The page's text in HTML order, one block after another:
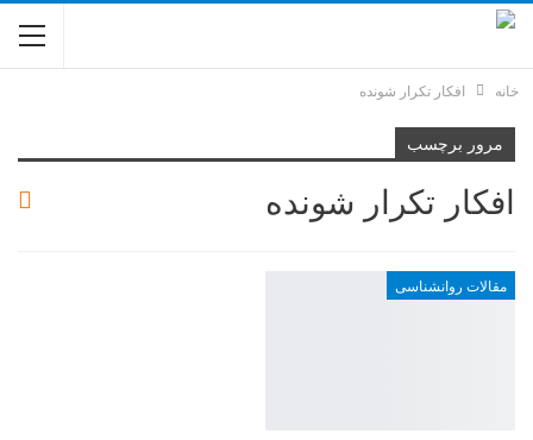
خانه افکار تکرار شونده
مرور برچسب
افکار تکرار شونده
مقالات روانشناسی